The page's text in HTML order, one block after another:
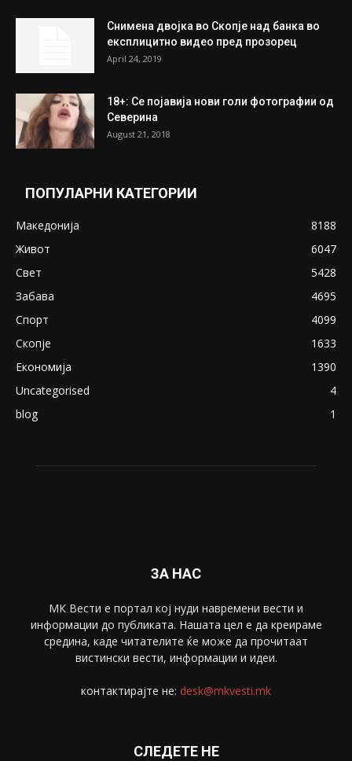
Снимена двојка во Скопје над банка во
експлицитно видео пред прозорец
April 24, 2019
18+: Се појавија нови голи фотографии од
Северина
August 21, 2018
ПОПУЛАРНИ КАТЕГОРИИ
Македонија
8188
Живот
6047
Свет
5428
Забава
4695
Спорт
4099
Скопје
1633
Економија
1390
Uncategorised
4
blog
1
ЗА НАС
МК Вести е портал коj нуди навремени вести и
информации до публиката. Нашата цел е да креираме
средина, каде читателите ќе може да прочитаат
вистински вести, информации и идеи.
контактирајте не: desk@mkvesti.mk
СЛЕДЕТЕ НЕ